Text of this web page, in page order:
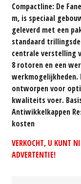
Compactline: De
m, is speciaal
geleverd met een
standaard
centrale verstelling
8 rotoren en een
werkmogelijkheden.
ontworpen voor
kwaliteits voer.
Antiwikkelkappen
kosten
VERKOCHT, U KUNT
ADVERTENTIE!